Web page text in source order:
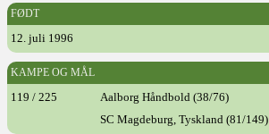
FØDT
12. juli 1996
KAMPE OG MÅL
119 / 225
Aalborg Håndbold (38/76)
SC Magdeburg, Tyskland (81/149)